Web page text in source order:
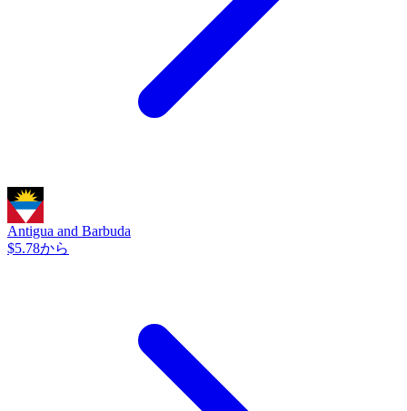
Antigua and Barbuda
$5.78から